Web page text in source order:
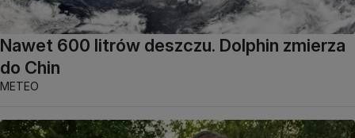
Nawet 600 litrów deszczu. Dolphin zmierza
do Chin
METEO